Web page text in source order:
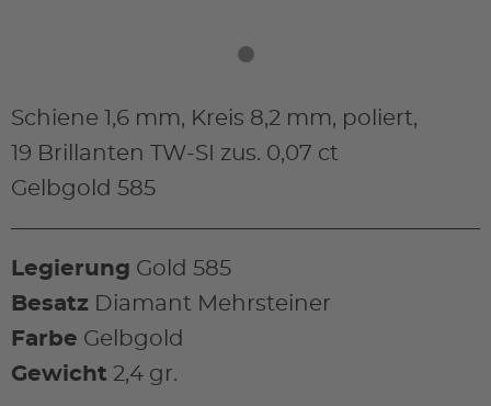
Schiene 1,6 mm, Kreis 8,2 mm, poliert,
19 Brillanten TW-SI zus. 0,07 ct
Gelbgold 585
Legierung Gold 585
Besatz Diamant Mehrsteiner
Farbe Gelbgold
Gewicht 2,4 gr.